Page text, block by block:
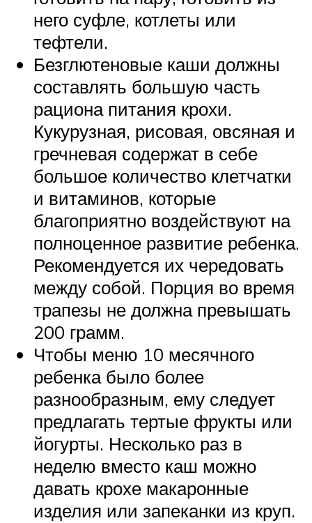
него суфле, котлеты или
тефтели.
Безглютеновые каши должны
составлять большую часть
рациона питания крохи.
Кукурузная, рисовая, овсяная и
гречневая содержат в себе
большое количество клетчатки
и витаминов, которые
благоприятно воздействуют на
полноценное развитие ребенка.
Рекомендуется их чередовать
между собой. Порция во время
трапезы не должна превышать
200 грамм.
Чтобы меню 10 месячного
ребенка было более
разнообразным, ему следует
предлагать тертые фрукты или
йогурты. Несколько раз в
неделю вместо каш можно
давать крохе макаронные
изделия или запеканки из круп.